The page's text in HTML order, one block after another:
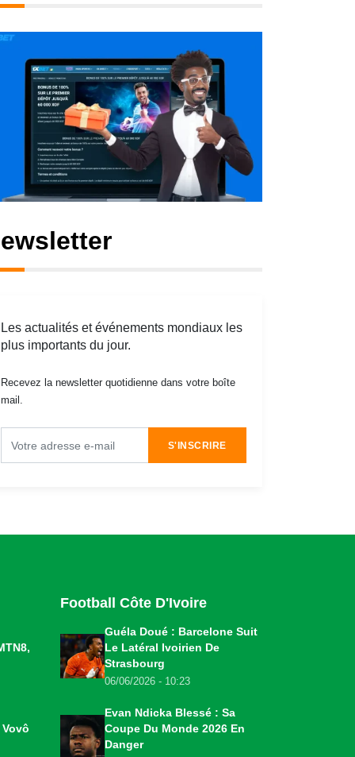
Les actualités et événements mondiaux les
plus importants du jour.
Recevez la newsletter quotidienne dans votre boîte
mail.
S'INSCRIRE
Football Côte D'Ivoire
Guéla Doué : Barcelone Suit
Le Latéral Ivoirien De
Strasbourg
06/06/2026 - 10:23
Evan Ndicka Blessé : Sa
Coupe Du Monde 2026 En
Danger